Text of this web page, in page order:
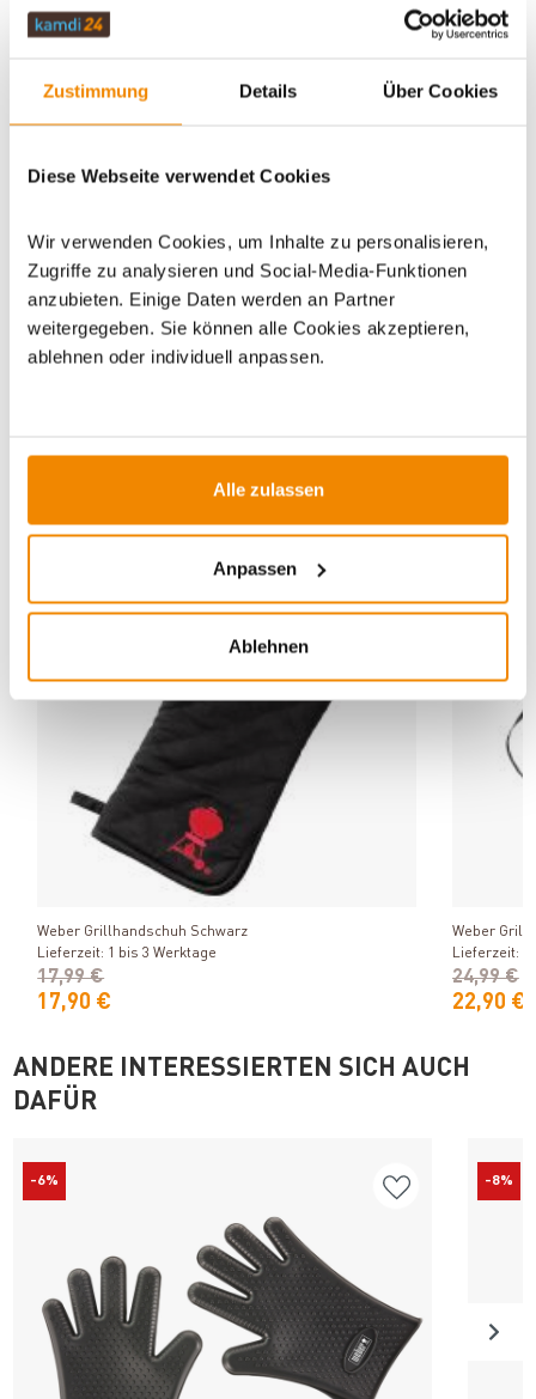
Zustimmung Details Über Cookies
Diese Webseite verwendet Cookies
Wir verwenden Cookies, um Inhalte zu personalisieren,
Zugriffe zu analysieren und Social-Media-Funktionen
anzubieten. Einige Daten werden an Partner
weitergegeben. Sie können alle Cookies akzeptieren,
ablehnen oder individuell anpassen.
Alle zulassen
Anpassen
Ablehnen
ZUBEHÖR
WICHTIGE INFOS
Dieses Produkt finden Sie unter:Grillzubehör|Zubehör
Grillschürzen/Grillhandschuhe
Produkt ansehen
Weber Grillhandschuh Schwarz
Lieferzeit: 1 bis 3 Werktage
17,90 €
17,99 €
Weber
Lieferzeit: 1
22,90 €
24,99 €
ANDERE INTERESSIERTEN SICH AUCH
DAFÜR
-6% -8%